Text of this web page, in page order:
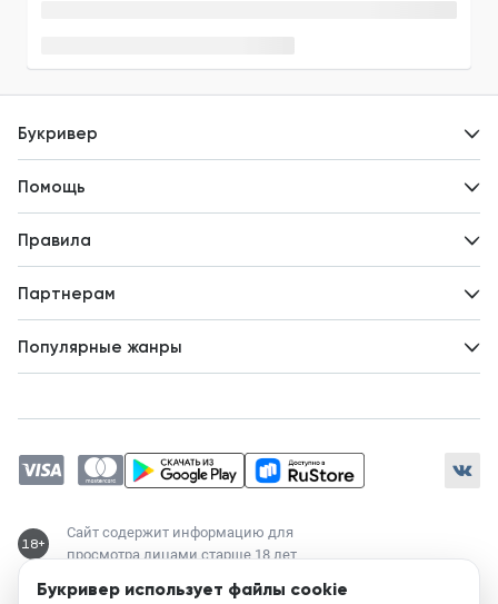
Букривер использует файлы cookie
Букривер
Новости
Помощь
Правила
Партнерам
Популярные жанры
Магические академии
Современный любовный роман
Любовное фэнтези
18+
Сайт содержит информацию для
просмотра лицами старше 18 лет
Служба поддержки: